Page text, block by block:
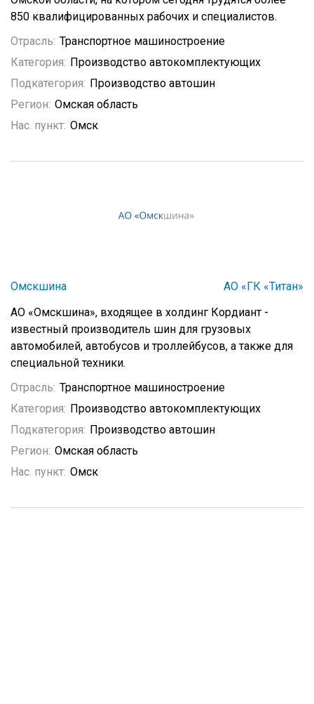
850 квалифицированных рабочих и специалистов.
Отрасль: Транспортное машиностроение
Категория: Производство автокомплектующих
Подкатегория: Производство автошин
Регион: Омская область
Нас. пункт: Омск
Омскшина
АО «ГК «Титан»
АО «Омскшина», входящее в холдинг Кордиант -
известный производитель шин для грузовых
автомобилей, автобусов и троллейбусов, а также для
специальной техники.
Отрасль: Транспортное машиностроение
Категория: Производство автокомплектующих
Подкатегория: Производство автошин
Регион: Омская область
Нас. пункт: Омск